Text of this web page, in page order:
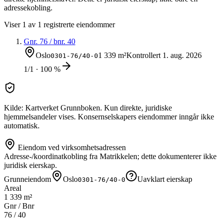
adressekobling.
Viser 1 av 1 registrerte eiendommer
Gnr. 76 / bnr. 40
Oslo0301-76/40-01 339 m²Kontrollert 1. aug. 2026
1/1 · 100 %
Kilde: Kartverket Grunnboken. Kun direkte, juridiske
hjemmelsandeler vises. Konsernselskapers eiendommer inngår ikke
automatisk.
Eiendom ved virksomhetsadressen
Adresse-/koordinatkobling fra Matrikkelen; dette dokumenterer ikke
juridisk eierskap.
Grunneiendom
Oslo0301-76/40-0
Uavklart eierskap
Areal
1 339 m²
Gnr / Bnr
76 /40